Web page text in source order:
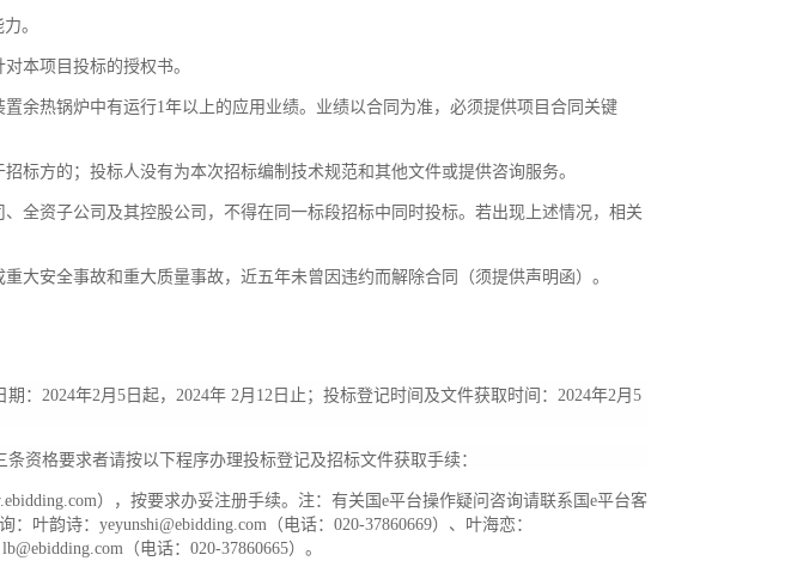
力。
本项目投标的授权书。
置余热锅炉中有运行1年以上的应用业绩。 业绩以合同为准，必须提供项目合同关键
标方的；投标人没有为本次招标编制技术规范和其他文件或提供咨询服务。
全资子公司及其控股公司，不得在同一标段招标中同时投标。若出现上述情况，相关
重大安全事故和重大质量事故， 近五年未曾因违约而解除合同 （须提供声明函） 。
：2024年2月5日起，2024年 2月12日止；投标登记时间及文件获取时间：2024年2月5
资格要求者请按以下程序办理投标登记及招标文件获取手续：
），按要求办妥注册手续。注：有关国e平台操作疑问咨询请联系国e平台客
叶韵诗：yeyunshi@ebidding.com（电话：020-37860669）、叶海恋：
（电话：020-37860665）。